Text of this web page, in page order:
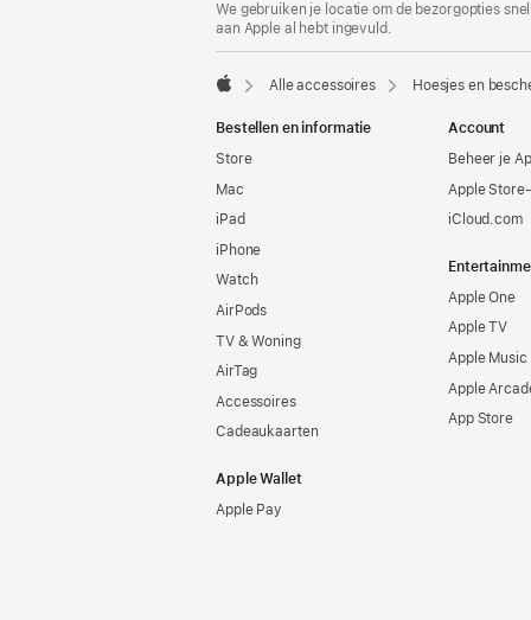
We gebruiken je locatie om de bezorgopties
aan Apple al hebt ingevuld.
Alle accessoires Hoesjes en
Bestellen en informatie
Store
Mac
iPad
iPhone
Watch
AirPods
TV & Woning
AirTag
Accessoires
Cadeaukaarten
Apple Wallet
Apple Pay
Account
Beheer je
Apple
iCloud.com
Apple One
Apple TV
Apple Music
Apple
App Store